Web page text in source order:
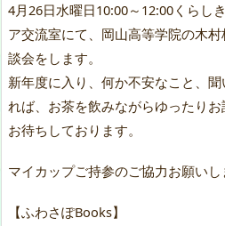
4月26日水曜日10:00～12:00くらし
ア交流室にて、岡山高等学院の木
談会をします。
新年度に入り、何か不安なこと、
れば、お茶を飲みながらゆったり
お待ちしております。
マイカップご持参のご協力お願いし
【ふわさぽBooks】